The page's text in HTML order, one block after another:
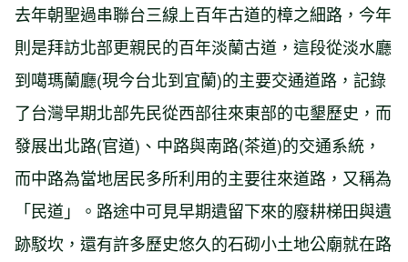
去年朝聖過串聯台三線上百年古道的樟之細路，今年
則是拜訪北部更親民的百年淡蘭古道，這段從淡水廳
到噶瑪蘭廳(現今台北到宜蘭)的主要交通道路，記錄
了台灣早期北部先民從西部往來東部的屯墾歷史，而
發展出北路(官道)、中路與南路(茶道)的交通系統，
而中路為當地居民多所利用的主要往來道路，又稱為
「民道」。路途中可見早期遺留下來的廢耕梯田與遺
跡駁坎，還有許多歷史悠久的石砌小土地公廟就在路